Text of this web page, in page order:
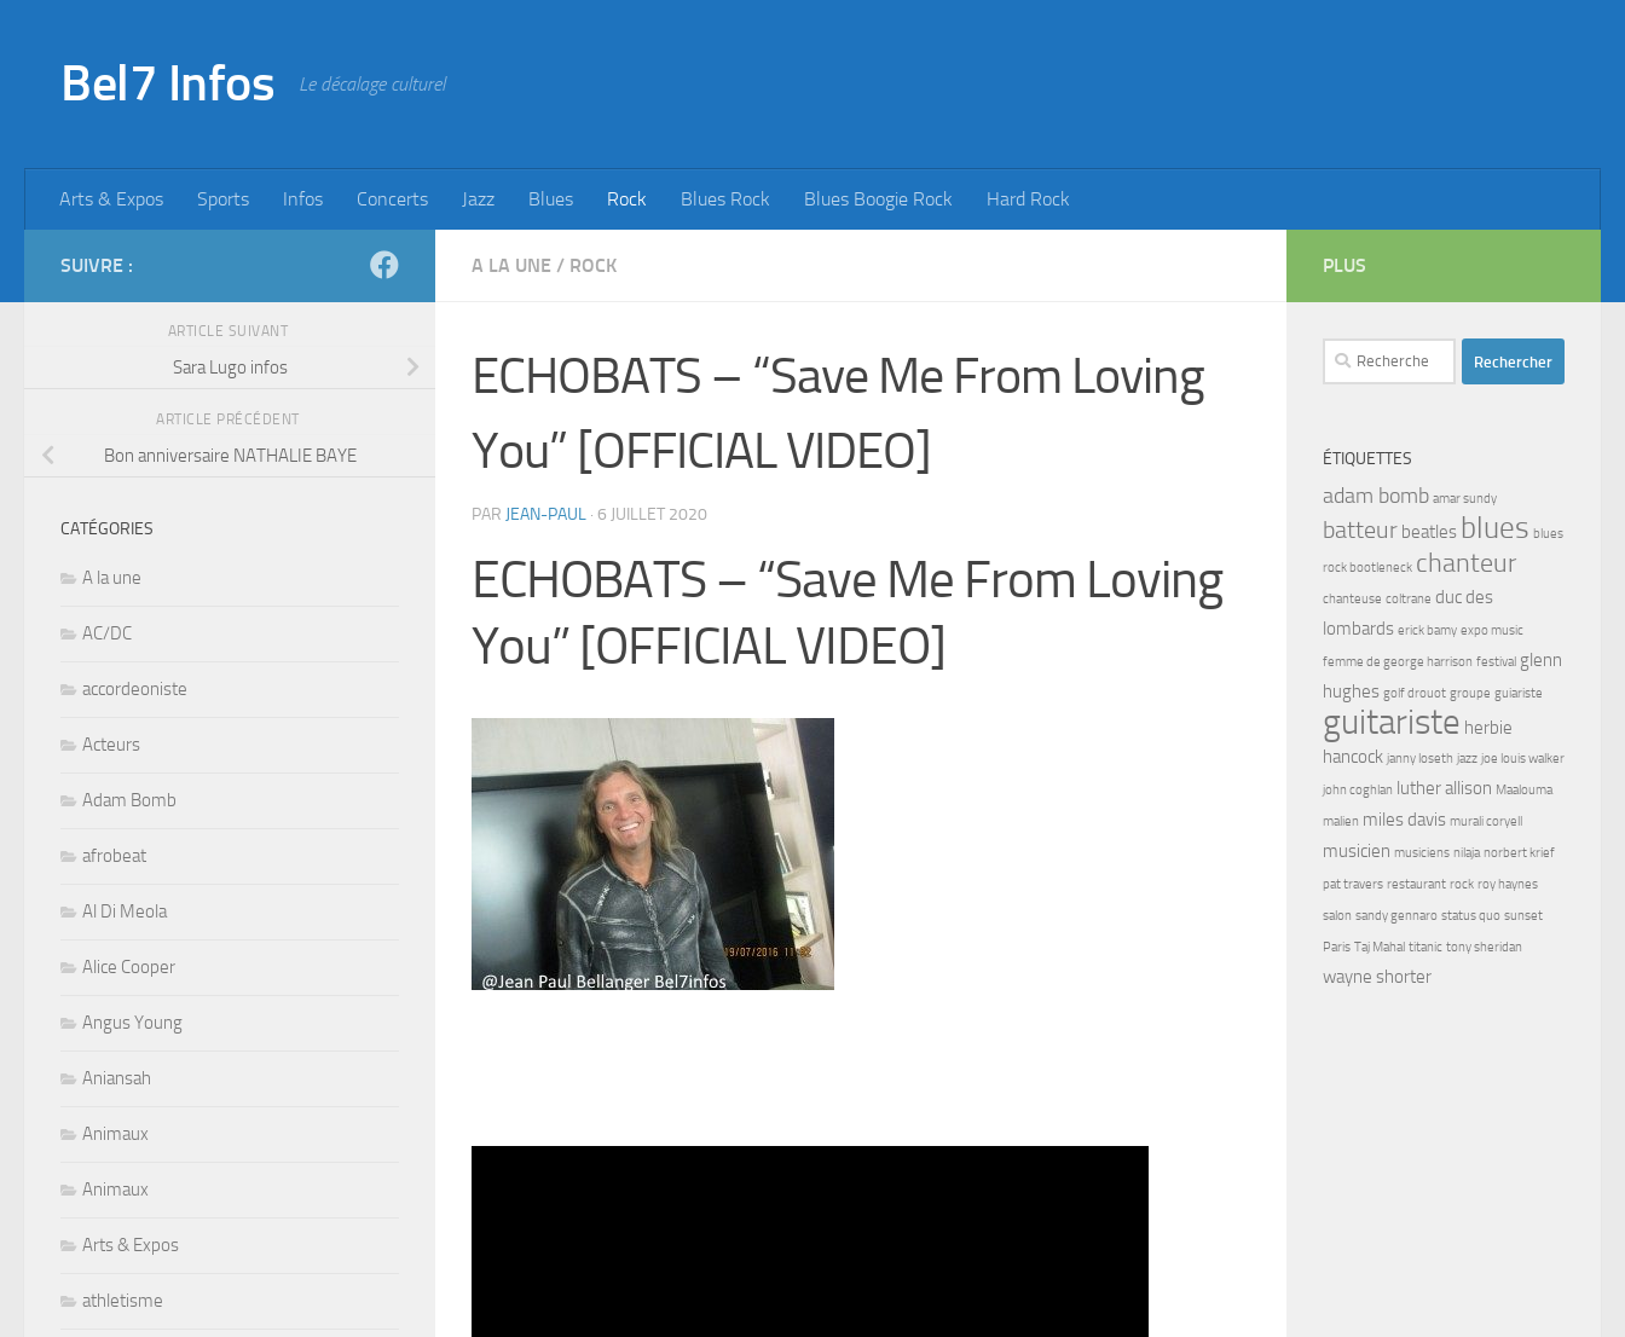
Bel7 Infos Le décalage culturel
Arts & Expos Sports Infos Concerts Jazz Blues Rock Blues Rock Blues Boogie Rock Hard Rock
A LA UNE / ROCK
ECHOBATS – “Save Me From Loving
You” [OFFICIAL VIDEO]
PAR JEAN-PAUL · 6 JUILLET 2020
ECHOBATS – “Save Me From Loving
You” [OFFICIAL VIDEO]
SUIVRE :
ARTICLE SUIVANT
Sara Lugo infos
ARTICLE PRÉCÉDENT
Bon anniversaire NATHALIE BAYE
CATÉGORIES
A la une
AC/DC
accordeoniste
Acteurs
Adam Bomb
afrobeat
Al Di Meola
Alice Cooper
Angus Young
Aniansah
Animaux
Animaux
Arts & Expos
athletisme
PLUS
Rechercher :
ÉTIQUETTES
adam bomb amar sundy
batteur beatles blues blues
rock bootleneck chanteur
chanteuse coltrane duc des
lombards erick bamy expo music
femme de george harrison festival glenn
hughes golf drouot groupe guiariste
guitariste herbie
hancock janny loseth jazz joe louis walker
john coghlan luther allison Maalouma
malien miles davis murali coryell
musicien musiciens nilaja norbert krief
pat travers restaurant rock roy haynes
salon sandy gennaro status quo sunset
Paris Taj Mahal titanic tony sheridan
wayne shorter